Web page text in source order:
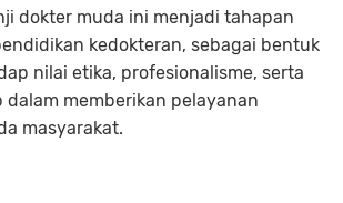
dokter muda ini menjadi tahapan
kedokteran, sebagai bentuk
nilai etika, profesionalisme, serta
memberikan pelayanan
masyarakat.